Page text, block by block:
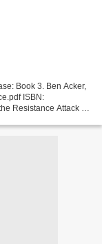
Book 3. Ben Acker,
ISBN:
Resistance Attack on